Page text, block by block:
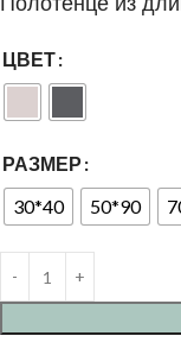
ЦВЕТ
РАЗМЕР
30*40
50*90